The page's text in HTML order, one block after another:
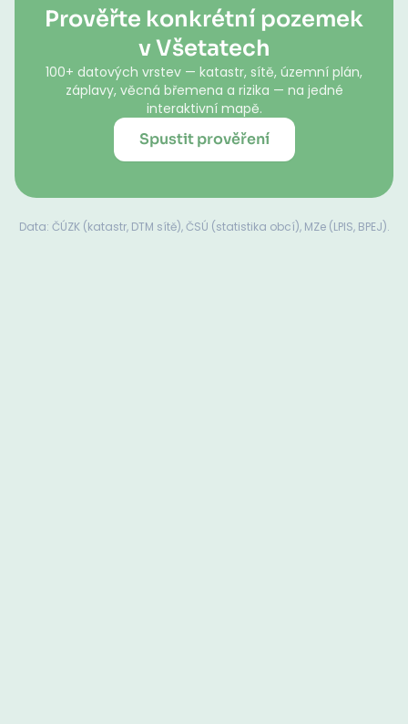
Prověřte konkrétní pozemek
v Všetatech
100+ datových vrstev — katastr, sítě, územní plán,
záplavy, věcná břemena a rizika — na jedné
interaktivní mapě.
Spustit prověření
Data: ČÚZK (katastr, DTM sítě), ČSÚ (statistika obcí), MZe (LPIS, BPEJ).